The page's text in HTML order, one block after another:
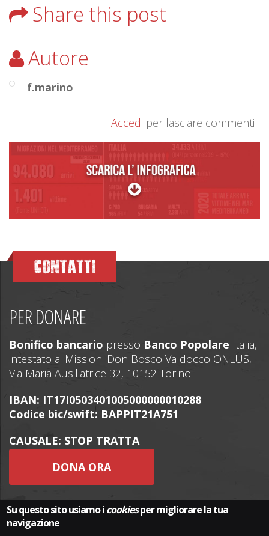
Share this post
Autore
f.marino
Accedi per lasciare commenti
CONTATTI
PER DONARE
Bonifico bancario presso Banco Popolare Italia,
intestato a: Missioni Don Bosco Valdocco ONLUS,
Via Maria Ausiliatrice 32, 10152 Torino.
IBAN: IT17I0503401005000000010288
Codice bic/swift: BAPPIT21A751
CAUSALE: STOP TRATTA
DONA ORA
Su questo sito usiamo icookiesper migliorare la tua
navigazione